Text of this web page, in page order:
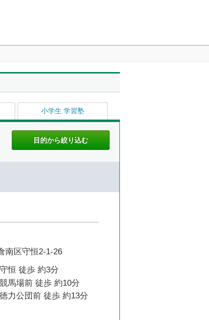
小学生 学習塾
南区守恒2-1-26
恒 徒歩 約3分
馬場前 徒歩 約10分
力公団前 徒歩 約13分